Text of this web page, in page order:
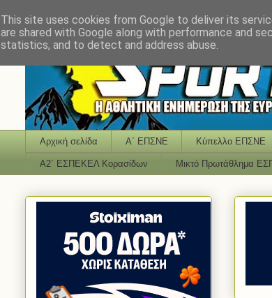
Αρχική σελίδα Α΄ ΕΠΣΝΕ Κύπελλο ΕΠΣΝΕ
Α2΄ ΕΣΠΕΚΕΛ Κορασίδων Μικτό Πρωτάθλημα
This site uses cookies from Google to deliver its
are shared with Google along with performance and
statistics, and to detect and address abuse.